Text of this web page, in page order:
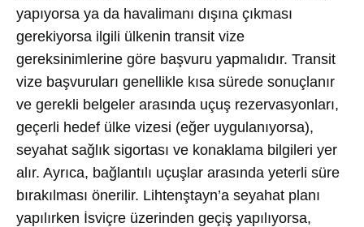
yapıyorsa ya da havalimanı dışına çıkması
gerekiyorsa ilgili ülkenin transit vize
gereksinimlerine göre başvuru yapmalıdır. Transit
vize başvuruları genellikle kısa sürede sonuçlanır
ve gerekli belgeler arasında uçuş rezervasyonları,
geçerli hedef ülke vizesi (eğer uygulanıyorsa),
seyahat sağlık sigortası ve konaklama bilgileri yer
alır. Ayrıca, bağlantılı uçuşlar arasında yeterli süre
bırakılması önerilir. Lihtenştayn’a seyahat planı
yapılırken İsviçre üzerinden geçiş yapılıyorsa,